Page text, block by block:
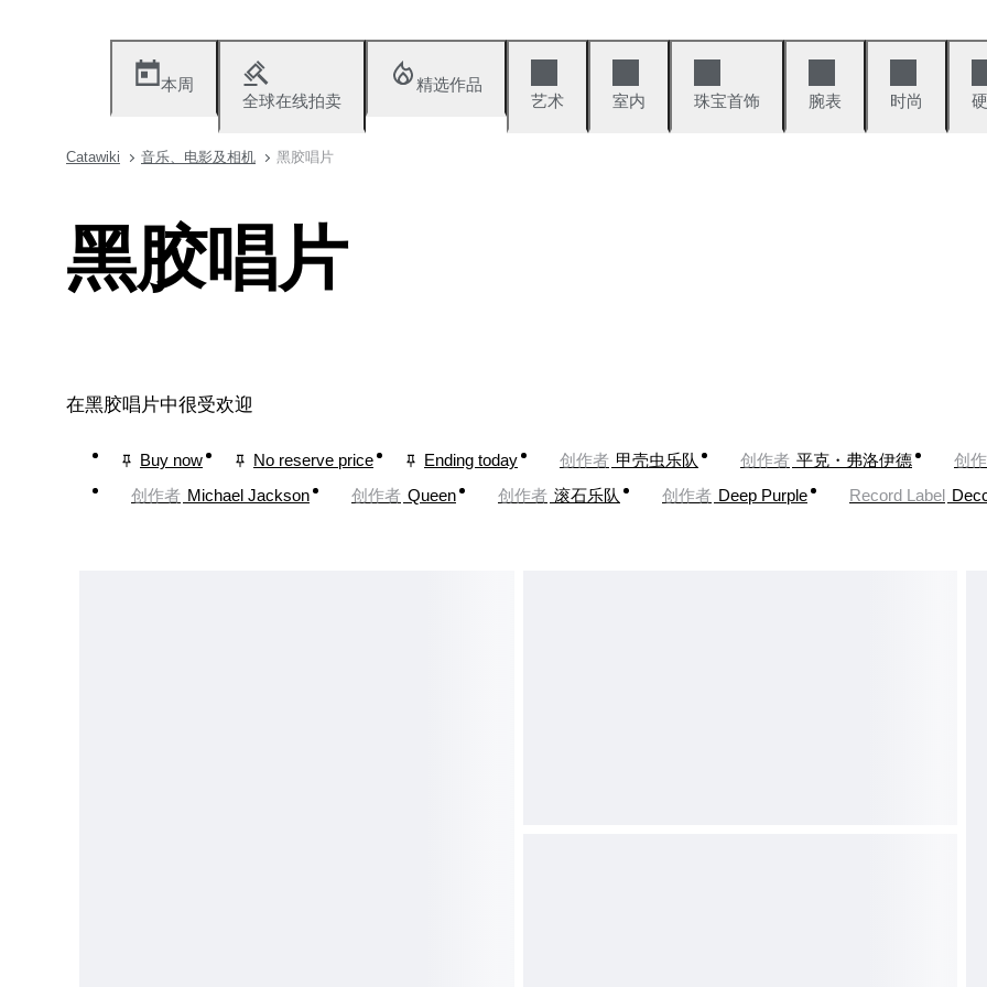
本周
全球在线拍卖
精选作品
艺术
室内 珠宝首饰 腕表 时尚
Catawiki 音乐、电影及相机 黑胶唱片
黑胶唱片
在黑胶唱片中很受欢迎
Buy now No reserve price Ending today 创作者 甲壳虫乐队 创作者 平克・弗洛伊德
创
创作者 Michael Jackson 创作者 Queen 创作者 滚石乐队 创作者 Deep Purple Record Label